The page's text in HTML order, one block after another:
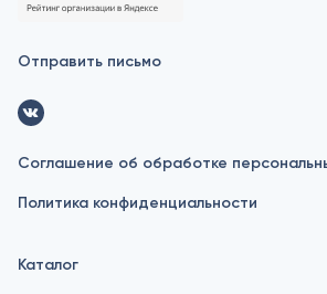
Отправить письмо
Соглашение об обработке
Политика конфиденциальности
Каталог